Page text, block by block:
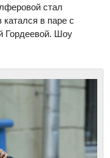
стал
в паре с
Гордеевой. Шоу